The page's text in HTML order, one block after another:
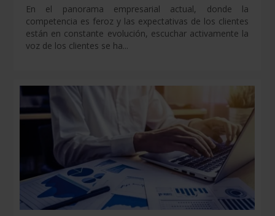
En el panorama empresarial actual, donde la
competencia es feroz y las expectativas de los clientes
están en constante evolución, escuchar activamente la
voz de los clientes se ha...